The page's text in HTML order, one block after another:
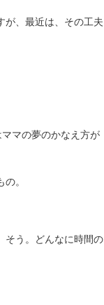
が、最近は、その工夫
マの夢のかなえ方が
。
そう。どんなに時間の